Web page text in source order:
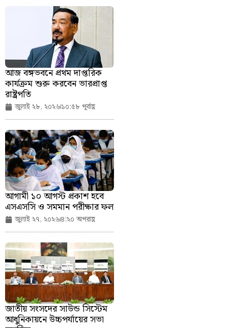
আজ বঙ্গভবনে প্রথম দাপ্তরিক
কার্যক্রম শুরু করবেন ভারপ্রাপ্ত
রাষ্ট্রপতি
জুলাই ২৮, ২০২৬১০:৫৮ পূর্বাহ্ণ
আগামী ১০ আগস্ট প্রকাশ হবে
এসএসসি ও সমমান পরীক্ষার ফল
জুলাই ২৭, ২০২৬৪:২০ অপরাহ্ণ
জাতীয় সংসদের সাউন্ড সিস্টেম
আধুনিকায়নে উচ্চপর্যায়ের সভা